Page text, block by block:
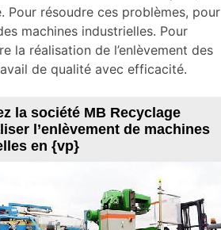
Pour résoudre ces problèmes, pour
machines industrielles. Pour
la réalisation de l’enlèvement des
de qualité avec efficacité.
la société MB Recyclage
l’enlèvement de machines
en {vp}